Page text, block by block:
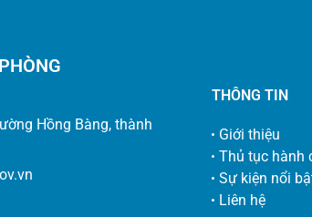
Hồng Bàng, thành
THÔNG TIN
Giới thiệu
Thủ tục hành
Sự kiện nổi
Liên hệ